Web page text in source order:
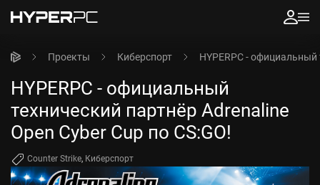
Проекты Киберспорт HYPERPC - официальный
HYPERPC - официальный
технический партнёр Adrenaline
Open Cyber Cup по CS:GO!
Counter Strike, Киберспорт